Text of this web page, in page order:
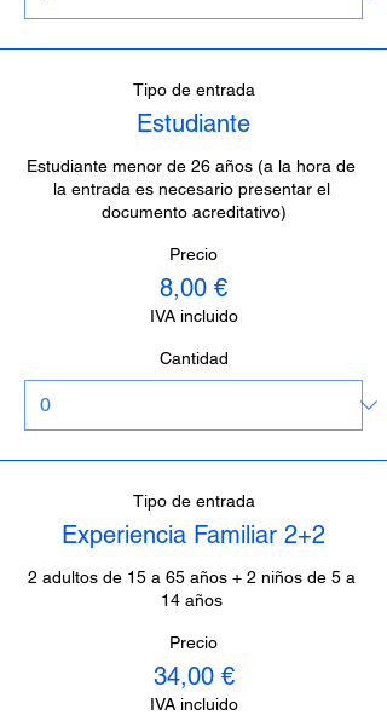
Tipo de entrada
Estudiante
Estudiante menor de 26 años (a la hora de
la entrada es necesario presentar el
documento acreditativo)
Precio
8,00 €
IVA incluido
Cantidad
Tipo de entrada
Experiencia Familiar 2+2
2 adultos de 15 a 65 años + 2 niños de 5 a
14 años
Precio
34,00 €
IVA incluido